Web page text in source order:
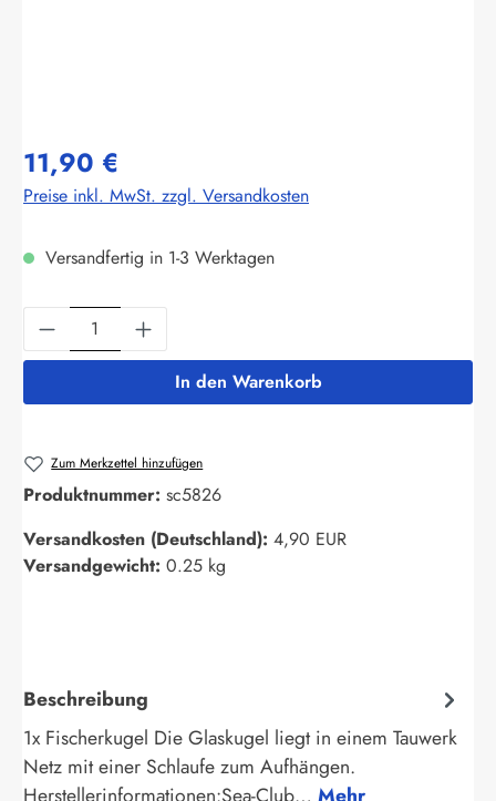
11,90 €
Preise inkl. MwSt. zzgl. Versandkosten
Versandfertig in 1-3 Werktagen
Produkt Anzahl: Gib den gewünschten
In den Warenkorb
Zum Merkzettel hinzufügen
Produktnummer: sc5826
Versandkosten (Deutschland): 4,90 EUR
Versandgewicht: 0.25 kg
Beschreibung
1x Fischerkugel Die Glaskugel liegt in einem Tauwerk
Netz mit einer Schlaufe zum Aufhängen.